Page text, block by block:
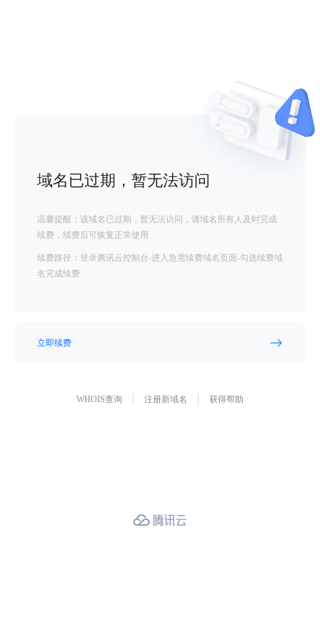
域名已过期，暂无法访问
温馨提醒：该域名已过期，暂无法访问，请域名所有人及时完成
续费，续费后可恢复正常使用
续费路径：登录腾讯云控制台-进入急需续费域名页面-勾选续费域
名完成续费
立即续费
WHOIS查询 注册新域名 获得帮助